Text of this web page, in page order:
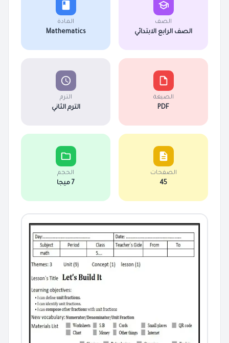
الصف
الصف الرابع الابتدائي
المادة
Mathematics
الصيغة
PDF
الترم
الترم الثاني
الصفحات
45
الحجم
7 ميجا